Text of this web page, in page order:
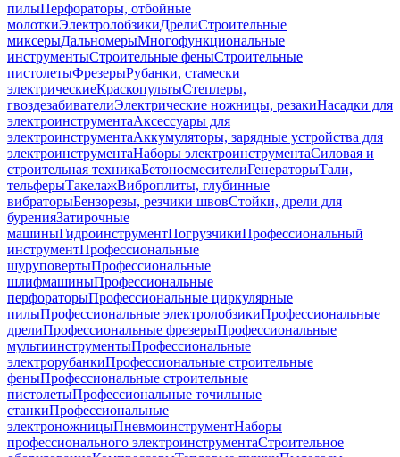
пилыПерфораторы, отбойные
молоткиЭлектролобзикиДрелиСтроительные
миксерыДальномерыМногофункциональные
инструментыСтроительные феныСтроительные
пистолетыФрезерыРубанки, стамески
электрическиеКраскопультыСтеплеры,
гвоздезабивателиЭлектрические ножницы, резакиНасадки для
электроинструментаАксессуары для
электроинструментаАккумуляторы, зарядные устройства для
электроинструментаНаборы электроинструментаСиловая и
строительная техникаБетоносмесителиГенераторыТали,
тельферыТакелажВиброплиты, глубинные
вибраторыБензорезы, резчики швовСтойки, дрели для
буренияЗатирочные
машиныГидроинструментПогрузчикиПрофессиональный
инструментПрофессиональные
шуруповертыПрофессиональные
шлифмашиныПрофессиональные
перфораторыПрофессиональные циркулярные
пилыПрофессиональные электролобзикиПрофессиональные
дрелиПрофессиональные фрезерыПрофессиональные
мультиинструментыПрофессиональные
электрорубанкиПрофессиональные строительные
феныПрофессиональные строительные
пистолетыПрофессиональные точильные
станкиПрофессиональные
электроножницыПневмоинструментНаборы
профессионального электроинструментаСтроительное